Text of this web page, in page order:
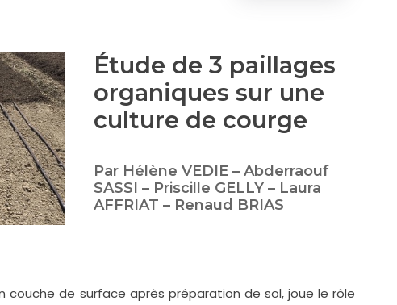
Étude de 3 paillages
organiques sur une
culture de courge
Par Hélène VEDIE – Abderraouf
SASSI – Priscille GELLY – Laura
AFFRIAT – Renaud BRIAS
couche de surface après préparation de sol, joue le rôle